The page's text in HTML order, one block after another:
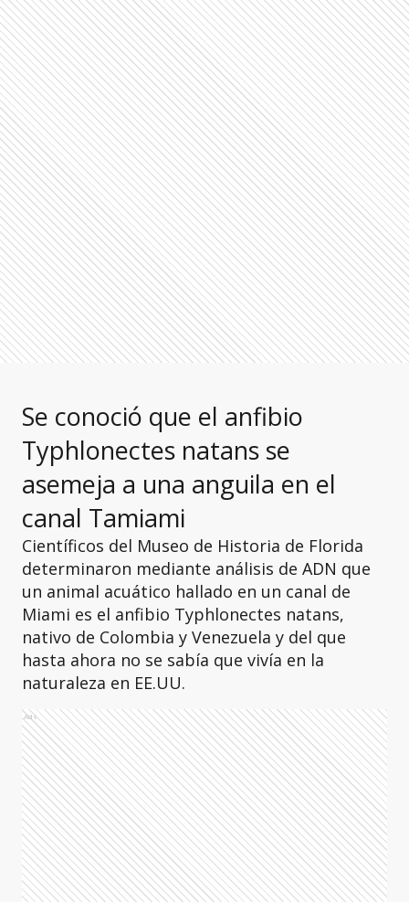
Se conoció que el anfibio
Typhlonectes natans se
asemeja a una anguila en el
canal Tamiami
Científicos del Museo de Historia de Florida
determinaron mediante análisis de ADN que
un animal acuático hallado en un canal de
Miami es el anfibio Typhlonectes natans,
nativo de Colombia y Venezuela y del que
hasta ahora no se sabía que vivía en la
naturaleza en EE.UU.
Ads